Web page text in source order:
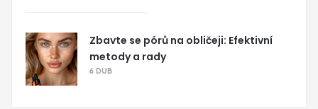
Zbavte se pórů na obličeji: Efektivní
metody a rady
6 DUB